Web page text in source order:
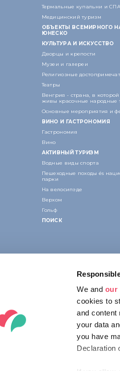
We and our
cookies to
and content
your data
you have
Declaration
Термальные купальни и СПА
Медицинский туризм
ОБЪЕКТЫ ВСЕМИРНОГО
ЮНЕСКО
КУЛЬТУРА И ИСКУССТВО
Дворцы и крепости
Музеи и галереи
Религиозные
Театры
Венгрия - страна, в
живы красочные народные
Основные мероприятия и
ВИНО И ГАСТРОНОМИЯ
Гастрономия
Вино
АКТИВНЫЙ ТУРИЗМ
Водные виды спорта
Пешеходные походы és
парки
На велосипеде
Верхом
Гольф
ПОИСК